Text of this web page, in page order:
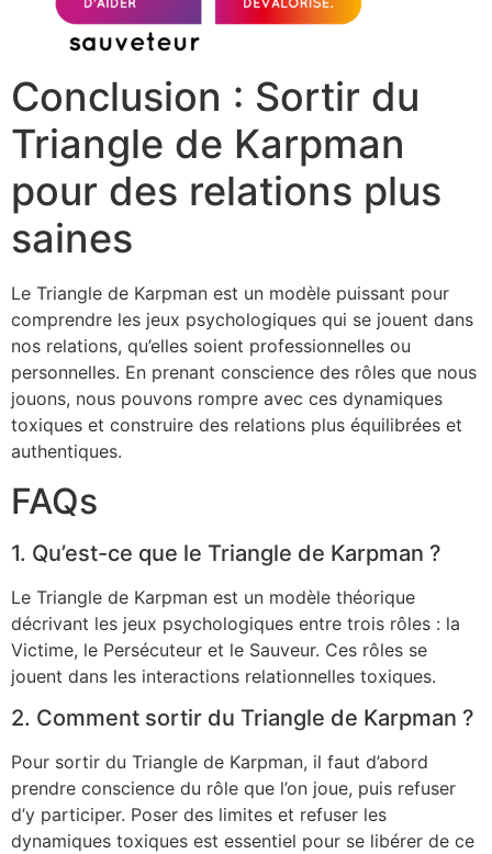
Conclusion : Sortir du
Triangle de Karpman
pour des relations plus
saines
Le Triangle de Karpman est un modèle puissant pour
comprendre les jeux psychologiques qui se jouent dans
nos relations, qu’elles soient professionnelles ou
personnelles. En prenant conscience des rôles que nous
jouons, nous pouvons rompre avec ces dynamiques
toxiques et construire des relations plus équilibrées et
authentiques.
FAQs
1. Qu’est-ce que le Triangle de Karpman ?
Le Triangle de Karpman est un modèle théorique
décrivant les jeux psychologiques entre trois rôles : la
Victime, le Persécuteur et le Sauveur. Ces rôles se
jouent dans les interactions relationnelles toxiques.
2. Comment sortir du Triangle de Karpman ?
Pour sortir du Triangle de Karpman, il faut d’abord
prendre conscience du rôle que l’on joue, puis refuser
d’y participer. Poser des limites et refuser les
dynamiques toxiques est essentiel pour se libérer de ce